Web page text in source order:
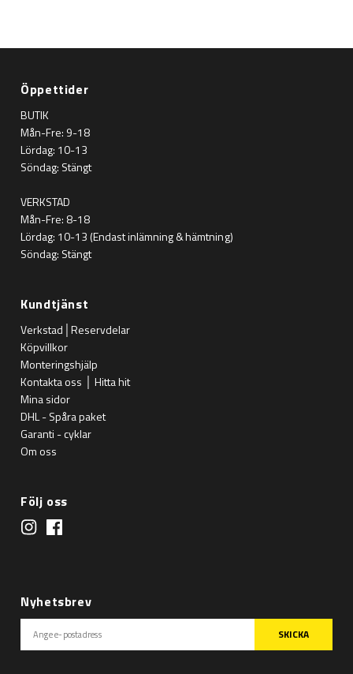
Öppettider
BUTIK
Mån-Fre: 9-18
Lördag: 10-13
Söndag: Stängt
VERKSTAD
Mån-Fre: 8-18
Lördag: 10-13 (Endast inlämning & hämtning)
Söndag: Stängt
Kundtjänst
Verkstad│Reservdelar
Köpvillkor
Monteringshjälp
Kontakta oss │ Hitta hit
Mina sidor
DHL - Spåra paket
Garanti - cyklar
Om oss
Följ oss
Nyhetsbrev
SKICKA